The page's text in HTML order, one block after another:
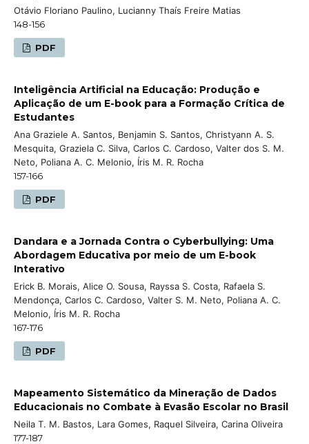
Otávio Floriano Paulino, Lucianny Thaís Freire Matias
148-156
PDF
Inteligência Artificial na Educação: Produção e
Aplicação de um E-book para a Formação Crítica de
Estudantes
Ana Graziele A. Santos, Benjamin S. Santos, Christyann A. S.
Mesquita, Graziela C. Silva, Carlos C. Cardoso, Valter dos S. M.
Neto, Poliana A. C. Melonio, Íris M. R. Rocha
157-166
PDF
Dandara e a Jornada Contra o Cyberbullying: Uma
Abordagem Educativa por meio de um E-book
Interativo
Erick B. Morais, Alice O. Sousa, Rayssa S. Costa, Rafaela S.
Mendonça, Carlos C. Cardoso, Valter S. M. Neto, Poliana A. C.
Melonio, Íris M. R. Rocha
167-176
PDF
Mapeamento Sistemático da Mineração de Dados
Educacionais no Combate à Evasão Escolar no Brasil
Neila T. M. Bastos, Lara Gomes, Raquel Silveira, Carina Oliveira
177-187